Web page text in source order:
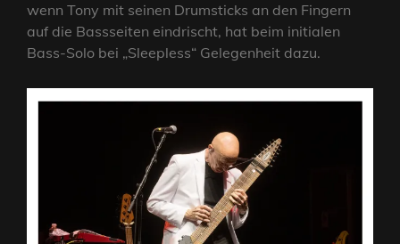
wenn Tony mit seinen Drumsticks an den Fingern
auf die Bassseiten eindrischt, hat beim initialen
Bass-Solo bei „Sleepless“ Gelegenheit dazu.